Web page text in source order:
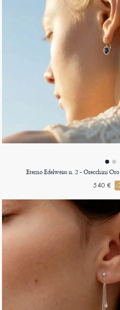
Eterno Edelweiss n. 2 - Orecchini
540 € -